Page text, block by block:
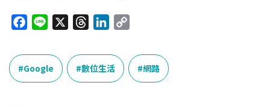
c
e
b
n
e
r
e
a
n
k
e
p
y
L
Google 數位生活 網路